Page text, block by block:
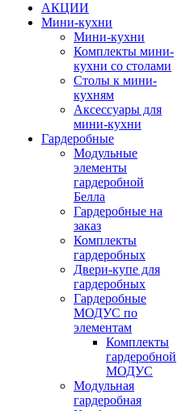
АКЦИИ
Мини-кухни
Мини-кухни
Комплекты мини-
кухни со столами
Столы к мини-
кухням
Аксессуары для
мини-кухни
Гардеробные
Модульные
элементы
гардеробной
Белла
Гардеробные на
заказ
Комплекты
гардеробных
Двери-купе для
гардеробных
Гардеробные
МОДУС по
элементам
Комплекты
гардеробной
МОДУС
Модульная
гардеробная